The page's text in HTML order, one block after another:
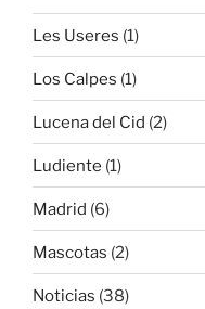
Les Useres (1)
Los Calpes (1)
Lucena del Cid (2)
Ludiente (1)
Madrid (6)
Mascotas (2)
Noticias (38)